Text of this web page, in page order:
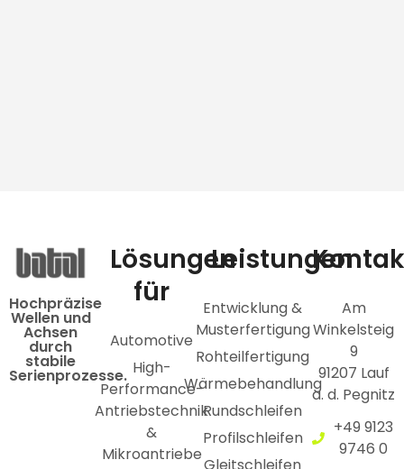
Hochpräzise
Wellen und
Achsen
durch
stabile
Serienprozesse.
Lösungen
für
Automotive
High-
Performance-
Antriebstechnik
&
Mikroantriebe
Leistungen
Entwicklung &
Musterfertigung
Rohteilfertigung
Wärmebehandlung
Rundschleifen
Profilschleifen
Am
Winkelsteig
9
91207 Lauf
a. d. Pegnitz
+49 9123
9746 0